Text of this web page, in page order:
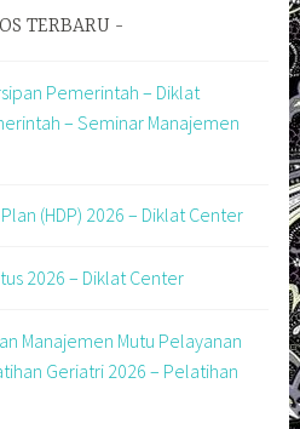
TERBARU
Pemerintah – Diklat
– Seminar Manajemen
(HDP) 2026 – Diklat Center
2026 – Diklat Center
Manajemen Mutu Pelayanan
Geriatri 2026 – Pelatihan